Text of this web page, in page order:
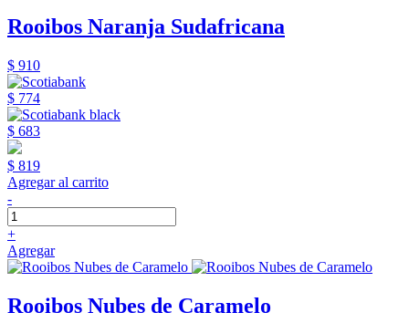
Rooibos Naranja Sudafricana
$ 910
$ 774
$ 683
$ 819
Agregar al carrito
-
+
Agregar
Rooibos Nubes de Caramelo